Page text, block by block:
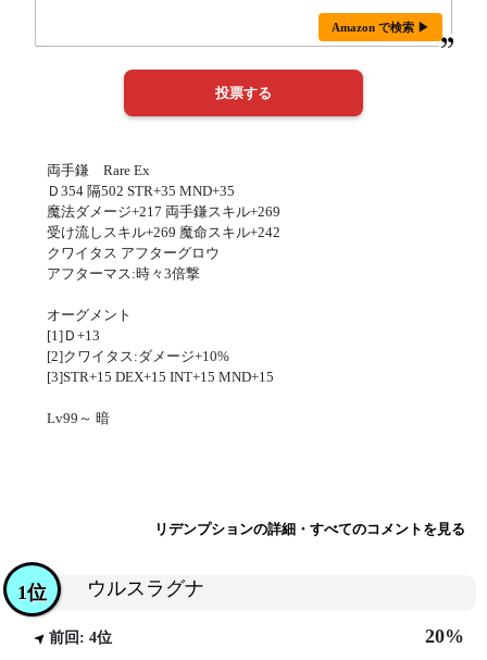
Amazon で検索 ▶
両手鎌 Rare Ex
Ｄ354 隔502 STR+35 MND+35
魔法ダメージ+217 両手鎌スキル+269
受け流しスキル+269 魔命スキル+242
クワイタス アフターグロウ
アフターマス:時々3倍撃
オーグメント
[1]Ｄ+13
[2]クワイタス:ダメージ+10%
[3]STR+15 DEX+15 INT+15 MND+15
Lv99～ 暗
リデンプションの詳細・すべてのコメントを見る
ウルスラグナ
1位
前回: 4位 20%